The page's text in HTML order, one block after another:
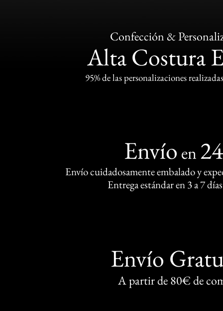
Confección &
Alta Costura
95% de las personalizaciones
Envío en
Envío cuidadosamente embalado y
Entrega estándar en 3 a 7
Envío
A partir de 80€ de